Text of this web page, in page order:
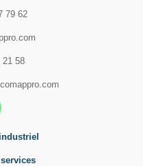
79 62
21 58